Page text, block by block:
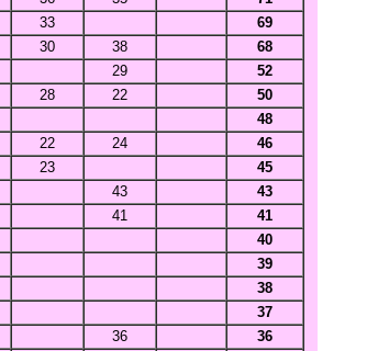
33
69
30 38
68
29
52
28 22
50
48
22 24
46
23
45
43
43
41
41
40
39
38
37
36
36